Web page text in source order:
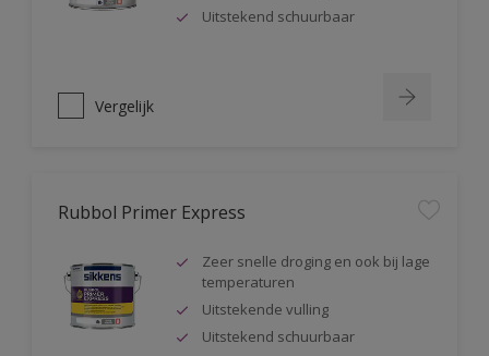
Uitstekend schuurbaar
Vergelijk
Rubbol Primer Express
Zeer snelle droging en ook bij lage
temperaturen
Uitstekende vulling
Uitstekend schuurbaar